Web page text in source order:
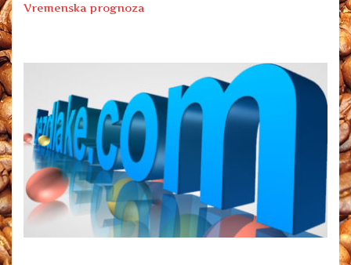
Vremenska prognoza